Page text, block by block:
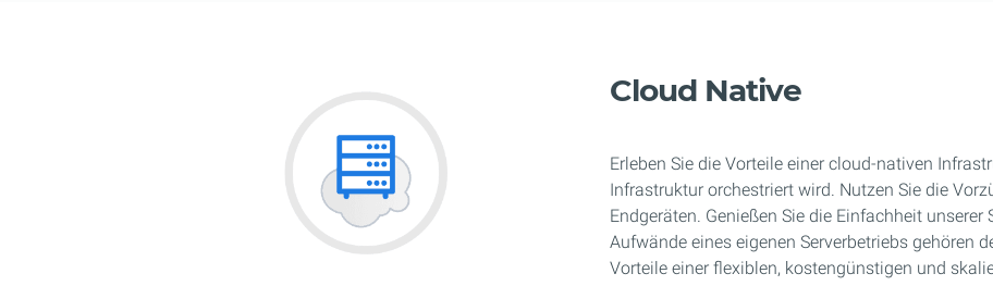
Cloud Native
Erleben Sie die Vorteile einer cloud-nativen
Infrastruktur orchestriert wird. Nutzen Sie die
Endgeräten. Genießen Sie die Einfachheit
Aufwände eines eigenen Serverbetriebs gehören
Vorteile einer flexiblen, kostengünstigen und